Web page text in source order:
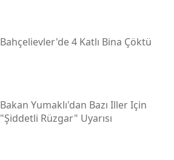
Bahçelievler'de 4 Katlı Bina Çöktü
Bakan Yumaklı'dan Bazı Iller Için
"şiddetli Rüzgar" Uyarısı